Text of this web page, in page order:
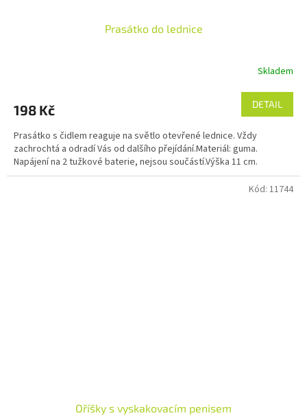
Prasátko do lednice
Skladem
198 Kč DETAIL
Prasátko s čidlem reaguje na světlo otevřené lednice. Vždy
zachrochtá a odradí Vás od dalšího přejídání.Materiál: guma.
Napájení na 2 tužkové baterie, nejsou součástí.Výška 11 cm.
Oříšky s vyskakovacím penisem
Kód: 11744